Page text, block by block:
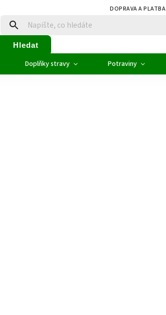
DOPRAVA A PLATBA
Hledat
Doplňky stravy Potraviny